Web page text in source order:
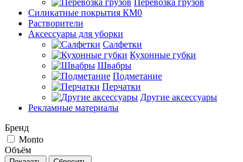
Перевозка грузов
Силикатные покрытия КМ0
Растворители
Аксессуары для уборки
Салфетки
Кухонные губки
Швабры
Подметание
Перчатки
Другие аксессуары
Рекламные материалы
Бренд
Monto
Объём